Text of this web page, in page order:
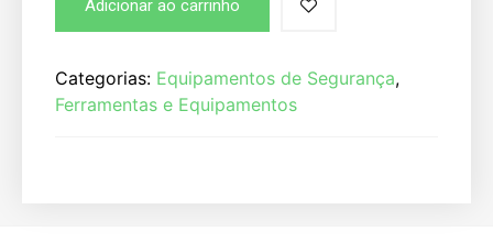
Adicionar ao carrinho
Categorias: Equipamentos de Segurança,
Ferramentas e Equipamentos